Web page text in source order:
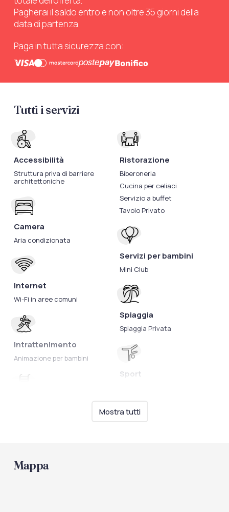
Pagherai il saldo entro e non oltre 35 giorni della
data di partenza.
Paga in tutta sicurezza con:
Tutti i servizi
Accessibilità
Struttura priva di barriere
architettoniche
Camera
Aria condizionata
Internet
Wi-Fi in aree comuni
Intrattenimento
Animazione per bambini
Ristorazione
Biberoneria
Cucina per celiaci
Servizio a buffet
Tavolo Privato
Servizi per bambini
Mini Club
Spiaggia
Spiaggia Privata
Sport
Mostra tutti
Mappa